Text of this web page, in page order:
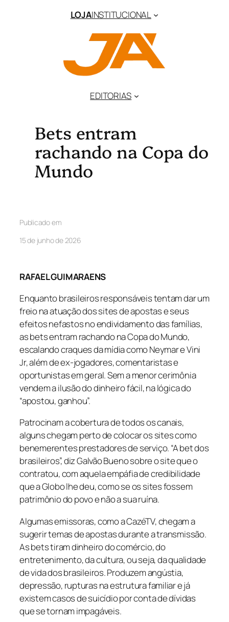
LOJAINSTITUCIONAL
EDITORIAS
Bets entram
rachando na Copa do
Mundo
Publicado em
15 de junho de 2026
RAFAEL GUIMARAENS
Enquanto brasileiros responsáveis tentam dar um
freio na atuação dos sites de apostas e seus
efeitos nefastos no endividamento das famílias,
as bets entram rachando na Copa do Mundo,
escalando craques da mídia como Neymar e Vini
Jr, além de ex-jogadores, comentaristas e
oportunistas em geral. Sem a menor cerimônia
vendem a ilusão do dinheiro fácil, na lógica do
“apostou, ganhou”.
Patrocinam a cobertura de todos os canais,
alguns chegam perto de colocar os sites como
benemerentes prestadores de serviço. “A bet dos
brasileiros”, diz Galvão Bueno sobre o site que o
contratou, com aquela empáfia de credibilidade
que a Globo lhe deu, como se os sites fossem
patrimônio do povo e não a sua ruína.
Algumas emissoras, como a CazéTV, chegam a
sugerir temas de apostas durante a transmissão.
As bets tiram dinheiro do comércio, do
entretenimento, da cultura, ou seja, da qualidade
de vida dos brasileiros. Produzem angústia,
depressão, rupturas na estrutura familiar e já
existem casos de suicídio por conta de dívidas
que se tornam impagáveis.